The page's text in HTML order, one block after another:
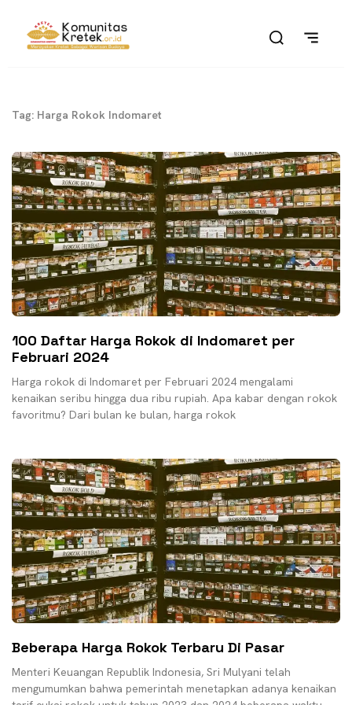
Tag: Harga Rokok Indomaret
100 Daftar Harga Rokok di Indomaret per
Februari 2024
Harga rokok di Indomaret per Februari 2024 mengalami
kenaikan seribu hingga dua ribu rupiah. Apa kabar dengan rokok
favoritmu? Dari bulan ke bulan, harga rokok
Beberapa Harga Rokok Terbaru Di Pasar
Menteri Keuangan Republik Indonesia, Sri Mulyani telah
mengumumkan bahwa pemerintah menetapkan adanya kenaikan